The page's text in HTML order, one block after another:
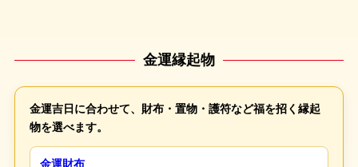
金運縁起物
金運吉日に合わせて、財布・置物・護符など福を招く縁起
物を選べます。
金運財布